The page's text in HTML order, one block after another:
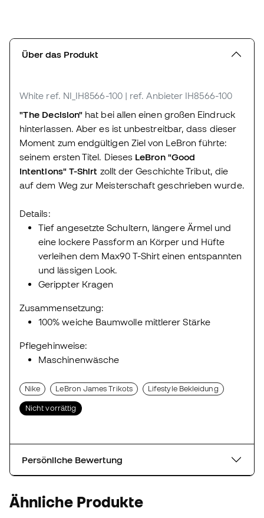
Über das Produkt
White ref. NI_IH8566-100 | ref. Anbieter IH8566-100
"The Decision" hat bei allen einen großen Eindruck
hinterlassen. Aber es ist unbestreitbar, dass dieser
Moment zum endgültigen Ziel von LeBron führte:
seinem ersten Titel. Dieses LeBron "Good
Intentions" T-Shirt zollt der Geschichte Tribut, die
auf dem Weg zur Meisterschaft geschrieben wurde.
Details:
Tief angesetzte Schultern, längere Ärmel und
eine lockere Passform an Körper und Hüfte
verleihen dem Max90 T-Shirt einen entspannten
und lässigen Look.
Gerippter Kragen
Zusammensetzung:
100% weiche Baumwolle mittlerer Stärke
Pflegehinweise:
Maschinenwäsche
Nike LeBron James Trikots Lifestyle Bekleidung
Nicht vorrättig
Persönliche Bewertung
Ähnliche Produkte